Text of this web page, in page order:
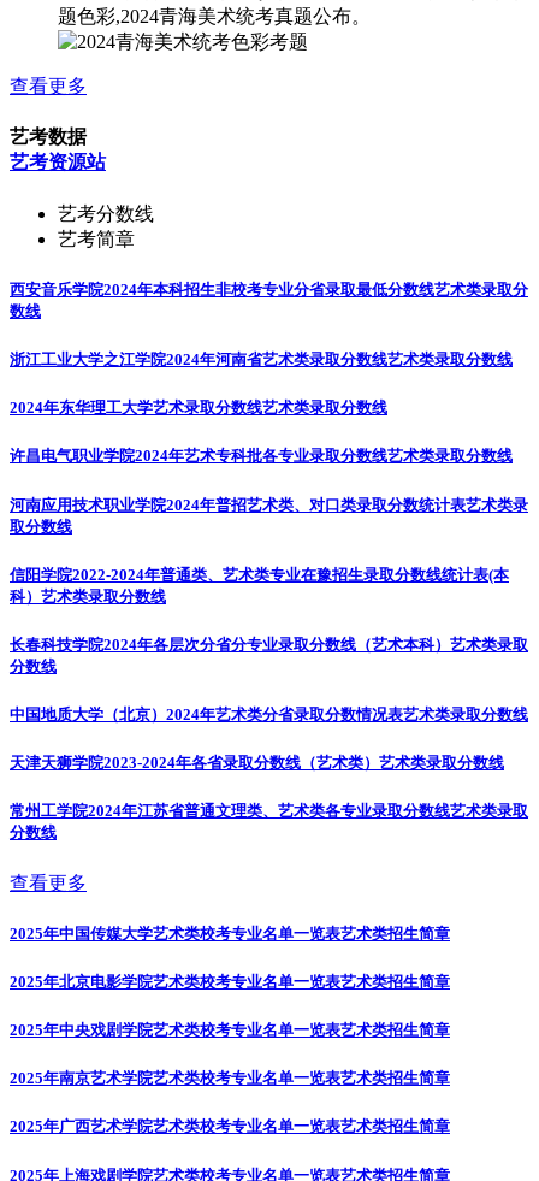
题色彩,2024青海美术统考真题公布。
查看更多
艺考数据
艺考资源站
艺考分数线
艺考简章
西安音乐学院2024年本科招生非校考专业分省录取最低分数线艺术类录取分
数线
浙江工业大学之江学院2024年河南省艺术类录取分数线艺术类录取分数线
2024年东华理工大学艺术录取分数线艺术类录取分数线
许昌电气职业学院2024年艺术专科批各专业录取分数线艺术类录取分数线
河南应用技术职业学院2024年普招艺术类、对口类录取分数统计表艺术类录
取分数线
信阳学院2022-2024年普通类、艺术类专业在豫招生录取分数线统计表(本
科） 艺术类录取分数线
长春科技学院2024年各层次分省分专业录取分数线（艺术本科） 艺术类录取
分数线
中国地质大学（北京）2024年艺术类分省录取分数情况表艺术类录取分数线
天津天狮学院2023-2024年各省录取分数线（艺术类） 艺术类录取分数线
常州工学院2024年江苏省普通文理类、艺术类各专业录取分数线艺术类录取
分数线
查看更多
2025年中国传媒大学艺术类校考专业名单一览表艺术类招生简章
2025年北京电影学院艺术类校考专业名单一览表艺术类招生简章
2025年中央戏剧学院艺术类校考专业名单一览表艺术类招生简章
2025年南京艺术学院艺术类校考专业名单一览表艺术类招生简章
2025年广西艺术学院艺术类校考专业名单一览表艺术类招生简章
2025年上海戏剧学院艺术类校考专业名单一览表艺术类招生简章